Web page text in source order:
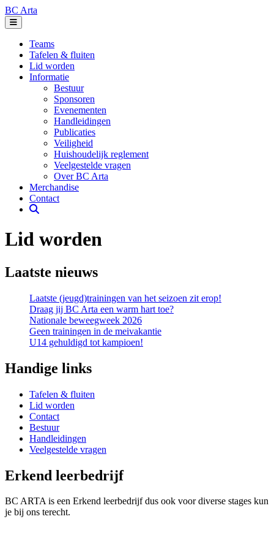
BC Arta
Teams
Tafelen & fluiten
Lid worden
Informatie
Bestuur
Sponsoren
Evenementen
Handleidingen
Publicaties
Veiligheid
Huishoudelijk reglement
Veelgestelde vragen
Over BC Arta
Merchandise
Contact
Lid worden
Laatste nieuws
Laatste (jeugd)trainingen van het seizoen zit erop!
Draag jij BC Arta een warm hart toe?
Nationale beweegweek 2026
Geen trainingen in de meivakantie
U14 gehuldigd tot kampioen!
Handige links
Tafelen & fluiten
Lid worden
Contact
Bestuur
Handleidingen
Veelgestelde vragen
Erkend leerbedrijf
BC ARTA is een Erkend leerbedrijf dus ook voor diverse stages kun
je bij ons terecht.